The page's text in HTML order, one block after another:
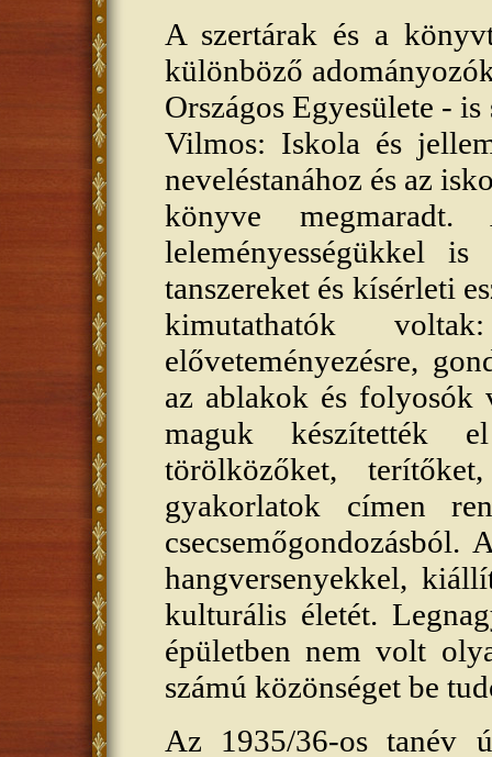
A szertárak és a
különböző
Országos Egyesülete -
Vilmos: Iskola és
neveléstanához és az
könyve
leleményességükkel
tanszereket és kísérleti
kimutathatók
előveteményezésre,
az ablakok és folyosók
maguk készítették
törölközőket,
gyakorlatok címen
csecsemőgondozásból.
hangversenyekkel,
kulturális életét.
épületben nem volt
számú közönséget be
Az 1935/36-os tanév